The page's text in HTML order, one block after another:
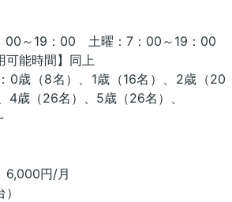
00～19：00 土曜：7：00～19：00
可能時間】同上
0歳（8名）、1歳（16名）、2歳（20
4歳（26名）、5歳（26名）、
6,000円/月